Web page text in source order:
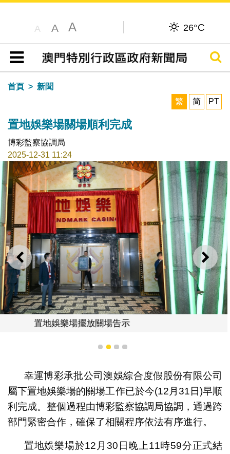
A A A 26°C
目錄
搜尋
首頁
新聞
繁
简 PT
置地娛樂場關場順利完成
博彩監察協調局
2025-12-31 11:24
上一則 下一
置地娛樂場關閉入口
1 2 3 4
幸運博彩承批公司澳娛綜合度假股份有限公司
屬下置地娛樂場的關場工作已於今(12月31日)早順
利完成。整個過程由博彩監察協調局協調，通過跨
部門緊密合作，確保了相關程序依法有序進行。
置地娛樂場於12月30日晚上11時59分正式結